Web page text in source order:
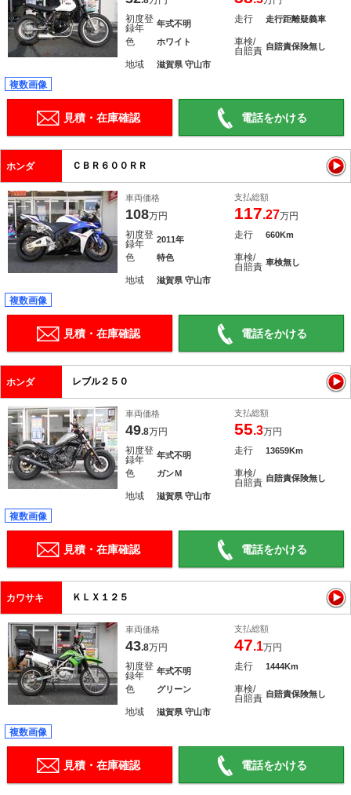
初度登
録年
年式不明 走行 走行距離疑義車
色 ホワイト
車検/
自賠責 自賠責保険無し
地域 滋賀県 守山市
複数画像
見積・在庫確認 電話をかける
ホンダ ＣＢＲ６００ＲＲ
車両価格
108万円
支払総額
117.27万円
初度登
録年
2011年 走行 660Km
色 特色
車検/
自賠責 車検無し
地域 滋賀県 守山市
複数画像
見積・在庫確認 電話をかける
ホンダ レブル２５０
車両価格
49.8万円
支払総額
55.3万円
初度登
録年
年式不明 走行 13659Km
色 ガンＭ
車検/
自賠責 自賠責保険無し
地域 滋賀県 守山市
複数画像
見積・在庫確認 電話をかける
カワサキ ＫＬＸ１２５
車両価格
43.8万円
支払総額
47.1万円
初度登
録年
年式不明 走行 1444Km
色 グリーン
車検/
自賠責 自賠責保険無し
地域 滋賀県 守山市
複数画像
見積・在庫確認 電話をかける